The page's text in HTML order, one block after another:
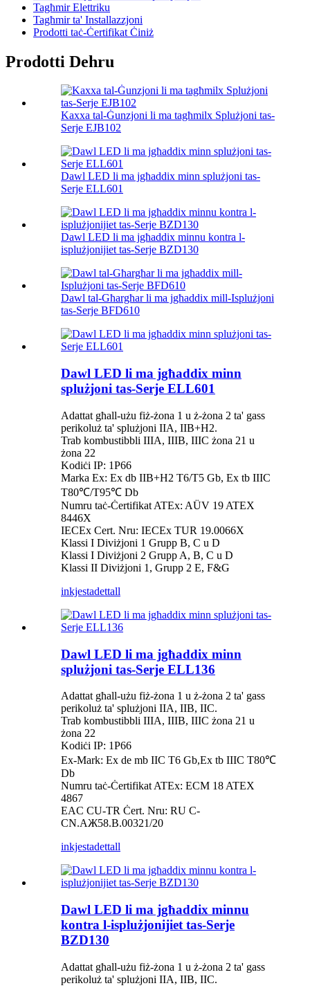
Tagħmir Elettriku
Tagħmir ta' Installazzjoni
Prodotti taċ-Ċertifikat Ċiniż
Prodotti Dehru
Kaxxa tal-Ġunzjoni li ma tagħmilx Splużjoni tas-
Serje EJB102
Dawl LED li ma jgħaddix minn splużjoni tas-
Serje ELL601
Dawl LED li ma jgħaddix minnu kontra l-
isplużjonijiet tas-Serje BZD130
Dawl tal-Għargħar li ma jgħaddix mill-Isplużjoni
tas-Serje BFD610
Dawl LED li ma jgħaddix minn
splużjoni tas-Serje ELL601
Adattat għall-użu fiż-żona 1 u ż-żona 2 ta' gass
perikoluż ta' splużjoni IIA, IIB+H2.
Trab kombustibbli IIIA, IIIB, IIIC żona 21 u
żona 22
Kodiċi IP: 1P66
Marka Ex: Ex db IIB+H2 T6/T5 Gb, Ex tb IIIC
T80℃/T95℃ Db
Numru taċ-Ċertifikat ATEx: AÜV 19 ATEX
8446X
IECEx Cert. Nru: IECEx TUR 19.0066X
Klassi I Diviżjoni 1 Grupp B, C u D
Klassi I Diviżjoni 2 Grupp A, B, C u D
Klassi II Diviżjoni 1, Grupp 2 E, F&G
inkjestadettall
Dawl LED li ma jgħaddix minn
splużjoni tas-Serje ELL136
Adattat għall-użu fiż-żona 1 u ż-żona 2 ta' gass
perikoluż ta' splużjoni IIA, IIB, IIC.
Trab kombustibbli IIIA, IIIB, IIIC żona 21 u
żona 22
Kodiċi IP: 1P66
Ex-Mark: Ex de mb IIC T6 Gb,Ex tb IIIC T80℃
Db
Numru taċ-Ċertifikat ATEx: ECM 18 ATEX
4867
EAC CU-TR Ċert. Nru: RU C-
CN.AЖ58.B.00321/20
inkjestadettall
Dawl LED li ma jgħaddix minnu
kontra l-isplużjonijiet tas-Serje
BZD130
Adattat għall-użu fiż-żona 1 u ż-żona 2 ta' gass
perikoluż ta' splużjoni IIA, IIB, IIC.